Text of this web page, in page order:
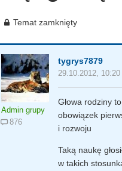
Temat zamknięty
Admin grupy
876
tygrys7879
29.10.2012, 10:20
Głowa rodziny
obowiązek
i rozwoju
Taką naukę
w takich